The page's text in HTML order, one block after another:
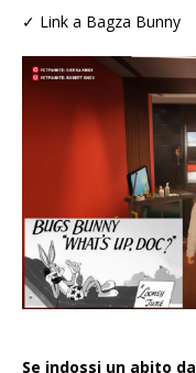
✓ Link a Bagza Bunny
Se indossi un abito